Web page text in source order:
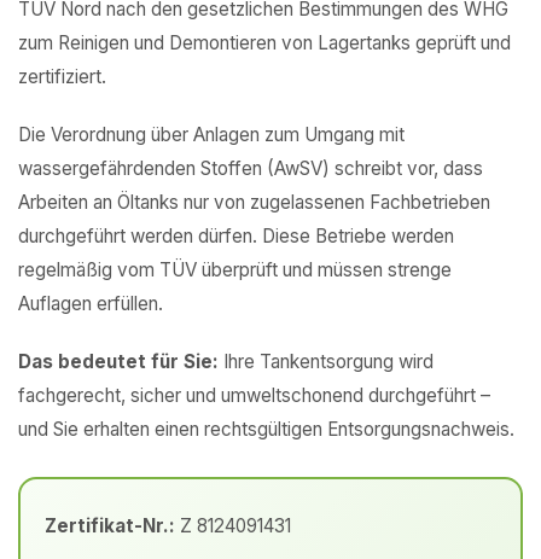
TÜV Nord nach den gesetzlichen Bestimmungen des WHG
zum Reinigen und Demontieren von Lagertanks geprüft und
zertifiziert.
Die Verordnung über Anlagen zum Umgang mit
wassergefährdenden Stoffen (AwSV) schreibt vor, dass
Arbeiten an Öltanks nur von zugelassenen Fachbetrieben
durchgeführt werden dürfen. Diese Betriebe werden
regelmäßig vom TÜV überprüft und müssen strenge
Auflagen erfüllen.
Das bedeutet für Sie: Ihre Tankentsorgung wird
fachgerecht, sicher und umweltschonend durchgeführt –
und Sie erhalten einen rechtsgültigen Entsorgungsnachweis.
Zertifikat-Nr.: Z 8124091431